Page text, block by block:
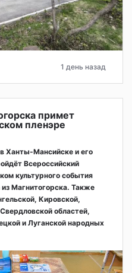
1 день назад
примет
пленэре
Ханты-Мансийске и его
Всероссийский
культурного события
Магнитогорска. Также
Кировской,
областей,
и Луганской народных